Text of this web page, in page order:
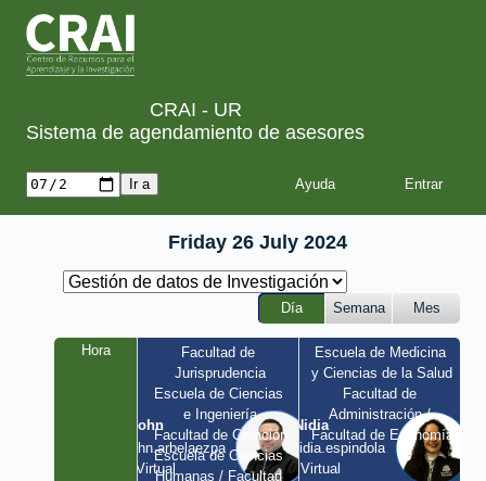
CRAI - UR
Sistema de agendamiento de asesores
Ayuda
Friday 26 July 2024
Día Semana Mes
Hora
John
john.arbelaezpa
/ Virtual
Facultad de
Jurisprudencia
Escuela de Ciencias
e Ingeniería
Facultad de Creación
Escuela de Ciencias
Humanas / Facultad
Nidia
nidia.espindola
/ Virtual
Escuela de Medicina
y Ciencias de la Salud
Facultad de
Administración /
Facultad de Economía